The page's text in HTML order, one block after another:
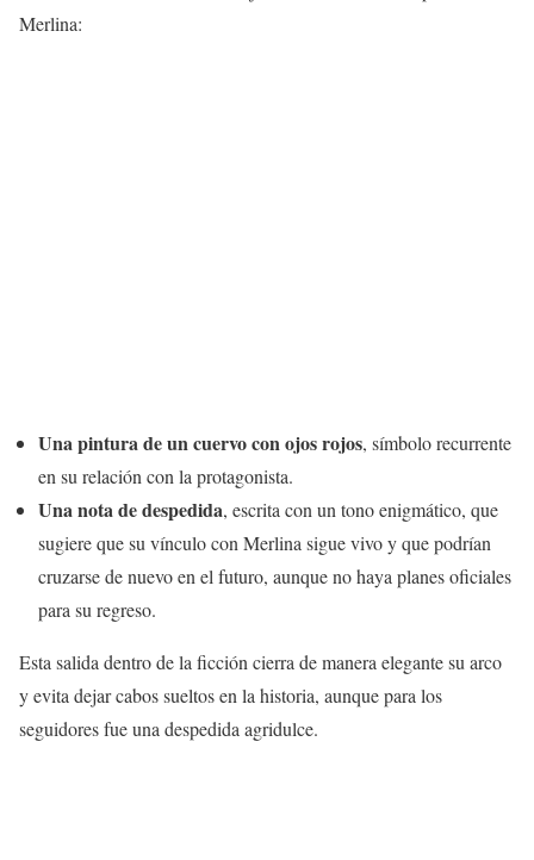
Merlina:
Una pintura de un cuervo con ojos rojos, símbolo recurrente
en su relación con la protagonista.
Una nota de despedida, escrita con un tono enigmático, que
sugiere que su vínculo con Merlina sigue vivo y que podrían
cruzarse de nuevo en el futuro, aunque no haya planes oficiales
para su regreso.
Esta salida dentro de la ficción cierra de manera elegante su arco
y evita dejar cabos sueltos en la historia, aunque para los
seguidores fue una despedida agridulce.